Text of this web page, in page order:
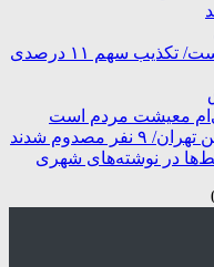
عراقچی: توافق با عمان نزدیک است/ تکذیب سهم ۱۱ درصدی
معیشت مردم است
مصدوم شدند
در نوشته‌های شهری